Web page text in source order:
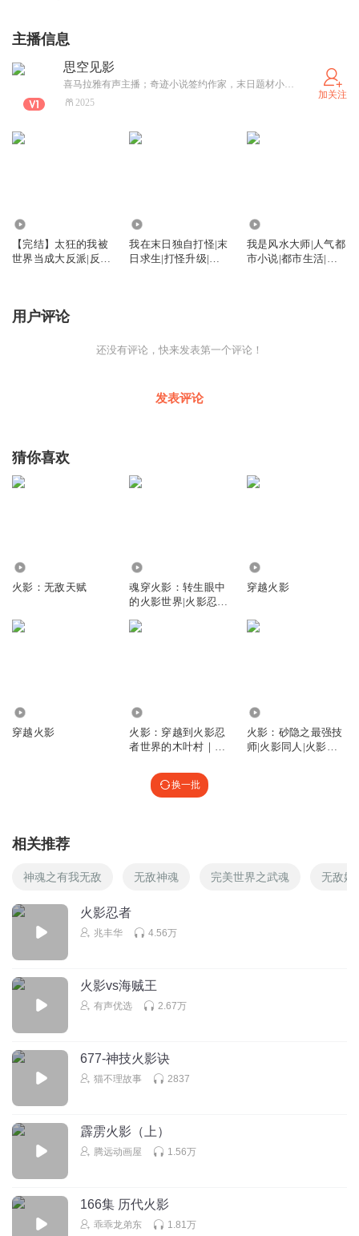
主播信息
思空见影
喜马拉雅有声主播；奇迹小说签约作家，末日题材小说《末日行尸》已完结【预计今年会不定期更新成单播有声书，近请期待！！】，新小说《穿越了我让你重生了吗？》正在日常码字中。 小说搬运工，版权书《大佬今天翻车了吗？》已完结，陆续更新不定期免费小说；
2025
加关注
【完结】太狂的我被
世界当成大反派|反派
我在末日独自打怪|末
日求生|打怪升级|不
我是风水大师|人气都
市小说|都市生活|异
用户评论
还没有评论，快来发表第一个评论！
发表评论
猜你喜欢
火影：无敌天赋
魂穿火影：转生眼中
的火影世界|火影忍
穿越火影
穿越火影
火影：穿越到火影忍
者世界的木叶村｜最
火影：砂隐之最强技
师|火影同人|火影忍
换一批
相关推荐
神魂之有我无敌 无敌神魂 完美世界之武魂 无敌妖
火影忍者
兆丰华 4.56万
火影vs海贼王
有声优选 2.67万
677-神技火影诀
猫不理故事 2837
霹雳火影（上）
腾远动画屋 1.56万
166集 历代火影
乖乖龙弟东 1.81万